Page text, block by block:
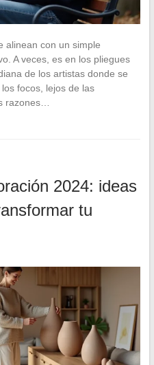
alinean con un simple
A veces, es en los pliegues
de los artistas donde se
focos, lejos de las
razones…
2024: ideas
tu